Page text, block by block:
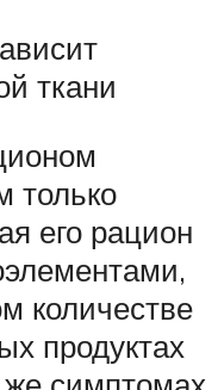
ткани
только
его рацион
количестве
продуктах